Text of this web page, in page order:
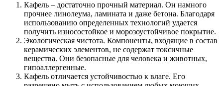
Кафель – достаточно прочный материал. Он намного
прочнее линолеума, ламината и даже бетона. Благодаря
использованию определенных технологий удается
получить износостойкое и морозоустойчивое покрытие.
Экологическая чистота. Компоненты, входящие в состав
керамических элементов, не содержат токсичные
вещества. Они безопасные для человека и животных,
гипоаллергенные.
Кафель отличается устойчивостью к влаге. Его